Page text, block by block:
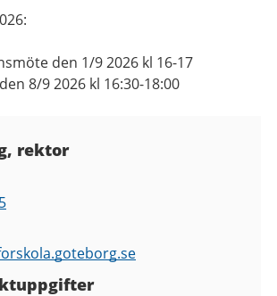
den 1/9 2026 kl 16-17
8/9 2026 kl 16:30-18:00
rektor